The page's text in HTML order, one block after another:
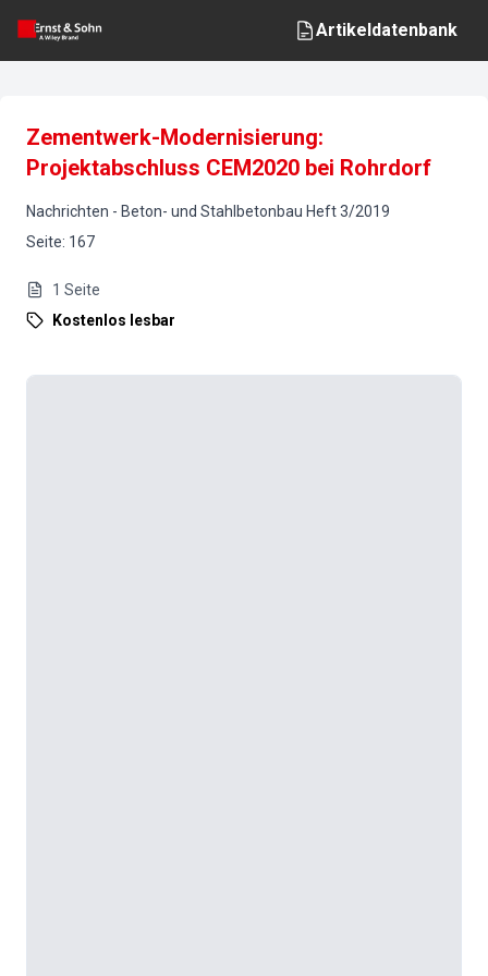
Artikeldatenbank
Zementwerk-Modernisierung:
Projektabschluss CEM2020 bei Rohrdorf
Nachrichten - Beton- und Stahlbetonbau Heft3/2019
Seite: 167
1 Seite
Kostenlos lesbar